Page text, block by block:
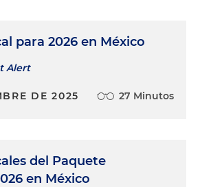
para 2026 en México
Alert
DE 2025 27 Minutos
del Paquete
en México